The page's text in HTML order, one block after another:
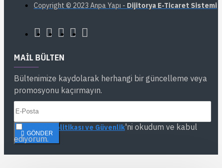
Copyright © 2023 Anpa Yapı - Dijitorya E-Ticaret Sistemi
MAIL BÜLTEN
Bültenimize kaydolarak herhangi bir güncelleme veya
promosyonu kaçırmayın.
GÖNDER
Gizlilik Politikası ve Güvenlik'ni okudum ve kabul
ediyorum.